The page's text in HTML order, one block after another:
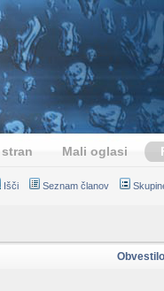
Mali oglasi
Išči Seznam članov
Obvestilo